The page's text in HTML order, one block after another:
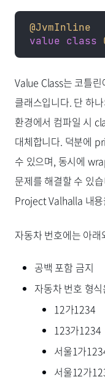
@JvmInline
value class
Value Class는 코틀
클래스입니다. 단 하
환경에서 컴파일 시
대체합니다. 덕분에
수 있으며, 동시에
문제를 해결할 수 있
Project Valhalla 내용
자동차 번호에는 아
공백 포함 금지
자동차 번호 형
12가1234
123가1234
서울1가
서울12가